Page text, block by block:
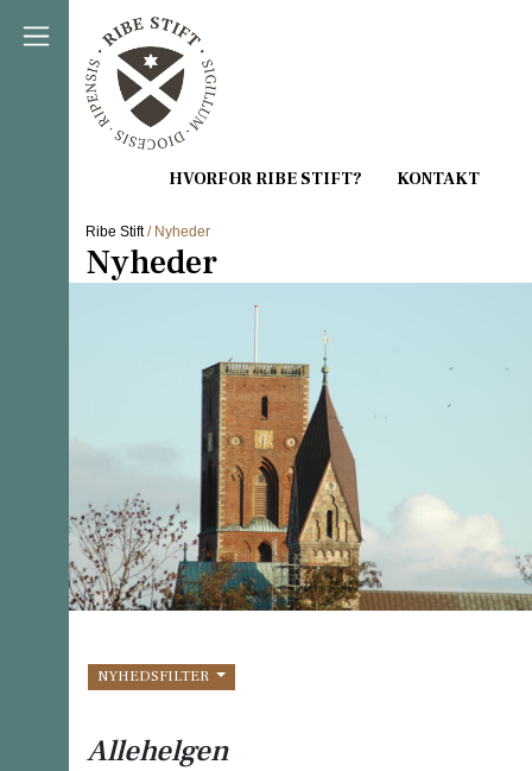
Direkte til indholdet
Ribe Stift/ Nyheder
Nyheder
NYHEDSFILTER
Allehelgen